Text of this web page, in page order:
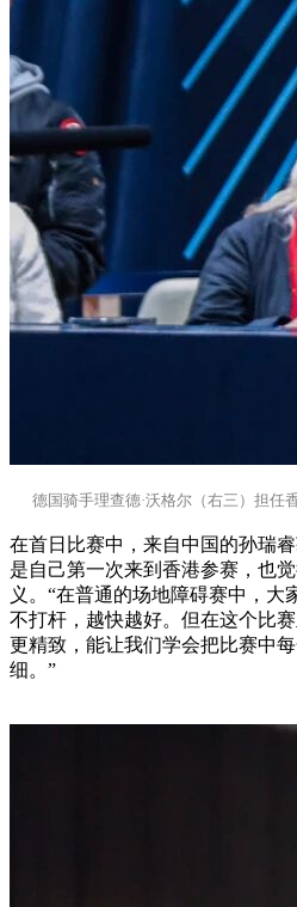
德国骑手理查德·沃格尔（右三）担任
在首日比赛中，来自中国的孙瑞
是自己第一次来到香港参赛，也
义。“在普通的场地障碍赛中，大
不打杆，越快越好。但在这个比
更精致，能让我们学会把比赛中
细。”